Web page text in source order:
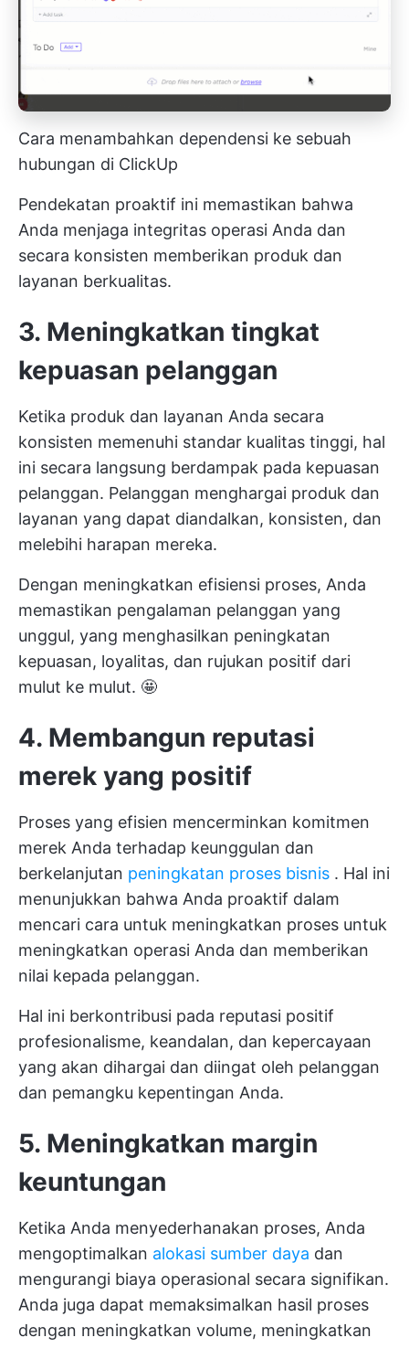
Cara menambahkan dependensi ke sebuah
hubungan di ClickUp
Pendekatan proaktif ini memastikan bahwa
Anda menjaga integritas operasi Anda dan
secara konsisten memberikan produk dan
layanan berkualitas.
3. Meningkatkan tingkat
kepuasan pelanggan
Ketika produk dan layanan Anda secara
konsisten memenuhi standar kualitas tinggi, hal
ini secara langsung berdampak pada kepuasan
pelanggan. Pelanggan menghargai produk dan
layanan yang dapat diandalkan, konsisten, dan
melebihi harapan mereka.
Dengan meningkatkan efisiensi proses, Anda
memastikan pengalaman pelanggan yang
unggul, yang menghasilkan peningkatan
kepuasan, loyalitas, dan rujukan positif dari
mulut ke mulut. 🤩
4. Membangun reputasi
merek yang positif
Proses yang efisien mencerminkan komitmen
merek Anda terhadap keunggulan dan
berkelanjutan peningkatan proses bisnis . Hal ini
menunjukkan bahwa Anda proaktif dalam
mencari cara untuk meningkatkan proses untuk
meningkatkan operasi Anda dan memberikan
nilai kepada pelanggan.
Hal ini berkontribusi pada reputasi positif
profesionalisme, keandalan, dan kepercayaan
yang akan dihargai dan diingat oleh pelanggan
dan pemangku kepentingan Anda.
5. Meningkatkan margin
keuntungan
Ketika Anda menyederhanakan proses, Anda
mengoptimalkan alokasi sumber daya dan
mengurangi biaya operasional secara signifikan.
Anda juga dapat memaksimalkan hasil proses
dengan meningkatkan volume, meningkatkan